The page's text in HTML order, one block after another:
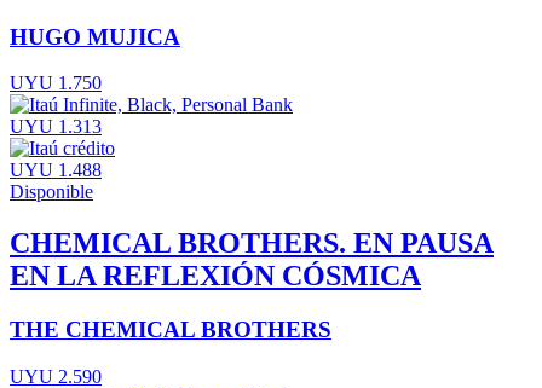
HUGO MUJICA
UYU 1.750
UYU 1.313
UYU 1.488
Disponible
CHEMICAL BROTHERS. EN PAUSA
EN LA REFLEXIÓN CÓSMICA
THE CHEMICAL BROTHERS
UYU 2.590